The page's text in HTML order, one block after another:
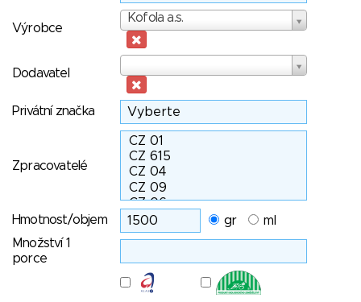
Výrobce
Kofola a.s.
Výrobce
Dodavatel
Privátní značka
Zpracovatelé
Hmotnost/objem gr
ml
Množství 1
porce